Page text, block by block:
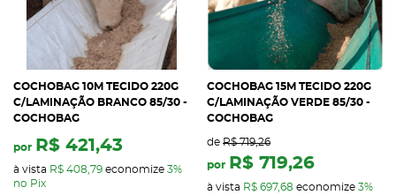
COCHOBAG 10M TECIDO 220G
C/LAMINAÇÃO BRANCO 85/30 -
COCHOBAG
por R$ 421,43
à vista R$ 408,79 economize 3%
no Pix
COCHOBAG 15M TECIDO 220G
C/LAMINAÇÃO VERDE 85/30 -
COCHOBAG
de R$ 719,26
por R$ 719,26
à vista R$ 697,68 economize 3%